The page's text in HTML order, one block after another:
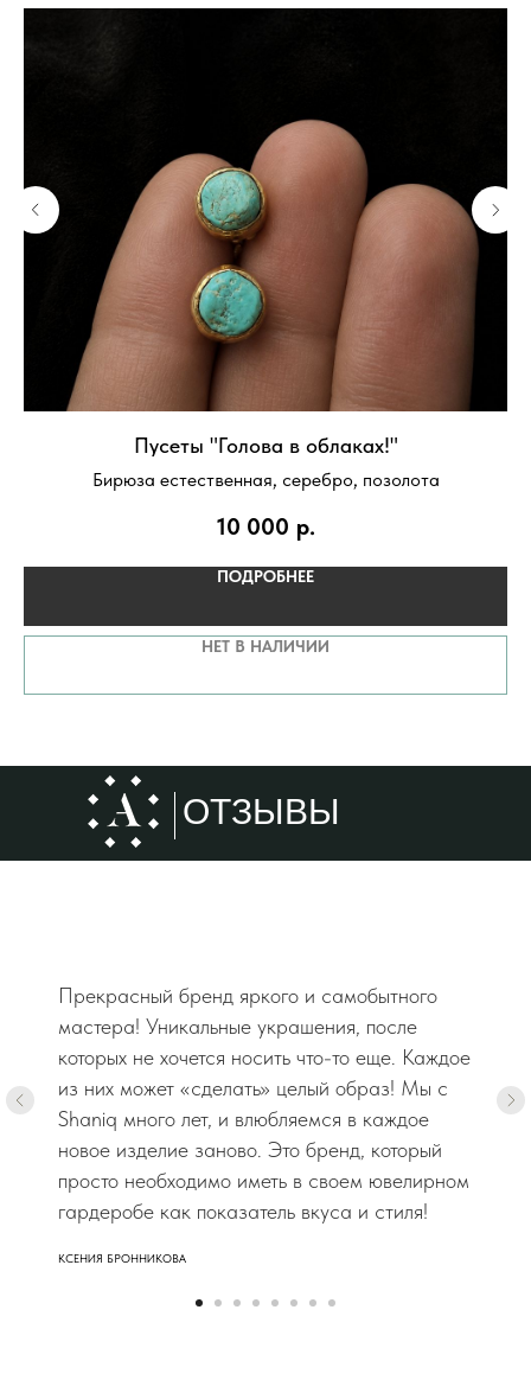
Пусеты "Голова в облаках!"
Бирюза естественная, серебро, позолота
10 000 р.
ПОДРОБНЕЕ
НЕТ В НАЛИЧИИ
ОТЗЫВЫ
Прекрасный бренд яркого и самобытного
мастера! Уникальные украшения, после
которых не хочется носить что-то еще. Каждое
из них может «сделать» целый образ! Мы с
Shaniq много лет, и влюбляемся в каждое
новое изделие заново. Это бренд, который
просто необходимо иметь в своем ювелирном
гардеробе как показатель вкуса и стиля!
КСЕНИЯ БРОННИКОВА